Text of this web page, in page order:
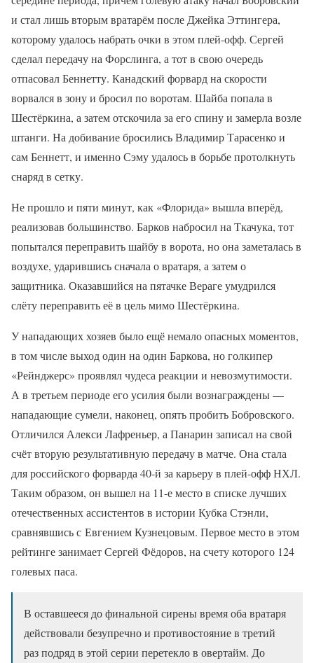
и стал лишь вторым вратарём после Джейка Эттингера,
которому удалось набрать очки в этом плей-офф. Сергей
сделал передачу на Форслинга, а тот в свою очередь
отпасовал Беннетту. Канадский форвард на скорости
ворвался в зону и бросил по воротам. Шайба попала в
Шестёркина, а затем отскочила за его спину и замерла возле
штанги. На добивание бросились Владимир Тарасенко и
сам Беннетт, и именно Сэму удалось в борьбе протолкнуть
снаряд в сетку.
Не прошло и пяти минут, как «Флорида» вышла вперёд,
реализовав большинство. Барков набросил на Ткачука, тот
попытался переправить шайбу в ворота, но она заметалась в
воздухе, ударившись сначала о вратаря, а затем о
защитника. Оказавшийся на пятачке Вераге умудрился
слёту переправить её в цель мимо Шестёркина.
У нападающих хозяев было ещё немало опасных моментов,
в том числе выход один на один Баркова, но голкипер
«Рейнджерс» проявлял чудеса реакции и невозмутимости.
А в третьем периоде его усилия были вознаграждены —
нападающие сумели, наконец, опять пробить Бобровского.
Отличился Алекси Лафреньер, а Панарин записал на свой
счёт вторую результативную передачу в матче. Она стала
для российского форварда 40-й за карьеру в плей-офф НХЛ.
Таким образом, он вышел на 11-е место в списке лучших
отечественных ассистентов в истории Кубка Стэнли,
сравнявшись с Евгением Кузнецовым. Первое место в этом
рейтинге занимает Сергей Фёдоров, на счету которого 124
голевых паса.
В оставшееся до финальной сирены время оба вратаря
действовали безупречно и противостояние в третий
раз подряд в этой серии перетекло в овертайм. До